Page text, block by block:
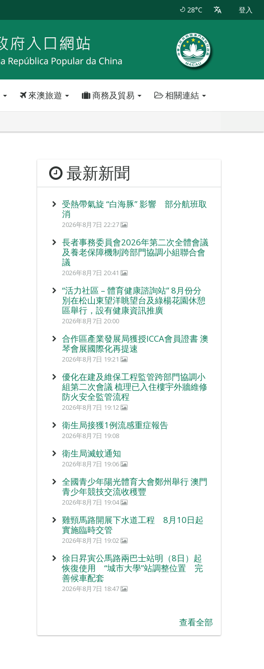
28°C 登入
來澳旅遊 商務及貿易 相關連結
最新新聞
受熱帶氣旋 “白海豚” 影響 部分航班取
消
2026年8月7日 22:27
長者事務委員會2026年第二次全體會議
及養老保障機制跨部門協調小組聯合會
議
2026年8月7日 20:41
“活力社區 – 體育健康諮詢站” 8月份分
別在松山東望洋眺望台及綠楊花園休憩
區舉行，設有健康資訊推廣
2026年8月7日 20:00
合作區產業發展局獲授ICCA會員證書 澳
琴會展國際化再提速
2026年8月7日 19:21
優化在建及維保工程監管跨部門協調小
組第二次會議 梳理已入住樓宇外牆維修
防火安全監管流程
2026年8月7日 19:12
衛生局接獲1例流感重症報告
2026年8月7日 19:08
衛生局滅蚊通知
2026年8月7日 19:06
全國青少年陽光體育大會鄭州舉行 澳門
青少年競技交流收穫豐
2026年8月7日 19:04
雞頸馬路開展下水道工程 8月10日起
實施臨時交管
2026年8月7日 19:02
徐日昇寅公馬路兩巴士站明（8日）起
恢復使用 “城市大學”站調整位置 完
善候車配套
2026年8月7日 18:47
查看全部